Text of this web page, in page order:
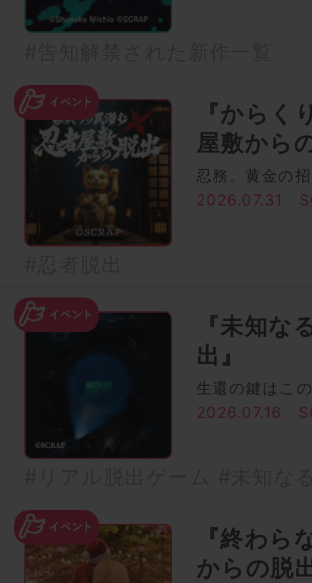
『からく
屋敷から
忍務。黄金の
2026.07.31
『未知な
出』
生還の鍵はこ
2026.07.16
『終わら
からの脱